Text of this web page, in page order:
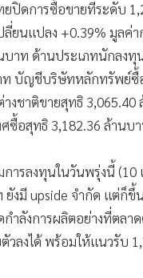
ปิดการซื้อขายที่ระดับ
ลี่ยนแปลง +0.39% มูลค่า
บาท ด้านประเภทนักลง
ท บัญชีบริษัทหลักทรัพย์ซื้
งชาติขายสุทธิ 3,065.40
ซื้อสุทธิ 3,182.36 ล้านบ
ารลงทุนในวันพรุ่งนี้ (10
ยังมี upside จำกัด แต่ก็
กำลังการผลิตอย่างที่ตลา
วลงได้ พร้อมให้แนวรับ